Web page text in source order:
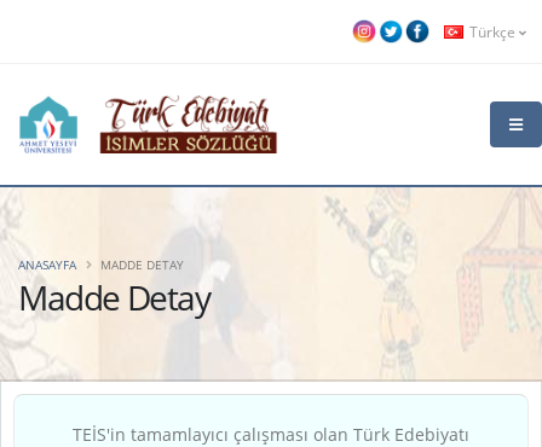
Türkçe
Madde Detay
ANASAYFA MADDE DETAY
TEİS'in tamamlayıcı çalışması olan Türk Edebiyatı